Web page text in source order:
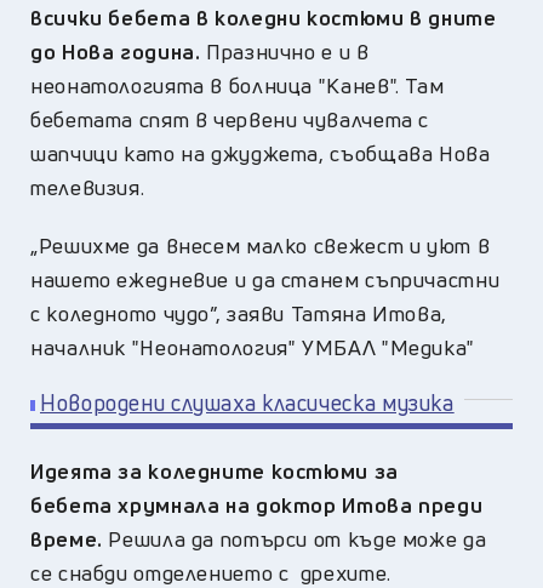
всички бебета в коледни костюми в дните
до Нова година. Празнично е и в
неонатологията в болница "Канев". Там
бебетата спят в червени чувалчета с
шапчици като на джуджета, съобщава Нова
телевизия.
„Решихме да внесем малко свежест и уют в
нашето ежедневие и да станем съпричастни
с коледното чудо”, заяви Татяна Итова,
началник "Неонатология" УМБАЛ "Медика"
Новородени слушаха класическа музика
Идеята за коледните костюми за
бебета хрумнала на доктор Итова преди
време. Решила да потърси от къде може да
се снабди отделението с дрехите.